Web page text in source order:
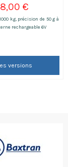
€
kg, précision de 50 g à
rechargeable 6V
versions